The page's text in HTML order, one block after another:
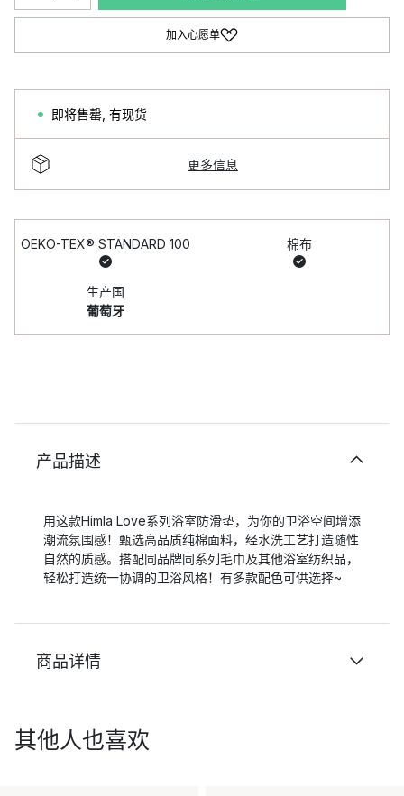
加入心愿单
即将售罄 有现货
更多信息
OEKO-TEX® STANDARD 100 棉布
生产国
葡萄牙
产品描述
用这款Himla Love系列浴室防滑垫，为你的卫浴空间增添
潮流氛围感！甄选高品质纯棉面料，经水洗工艺打造随性
自然的质感。搭配同品牌同系列毛巾及其他浴室纺织品，
轻松打造统一协调的卫浴风格！有多款配色可供选择~
商品详情
其他人也喜欢